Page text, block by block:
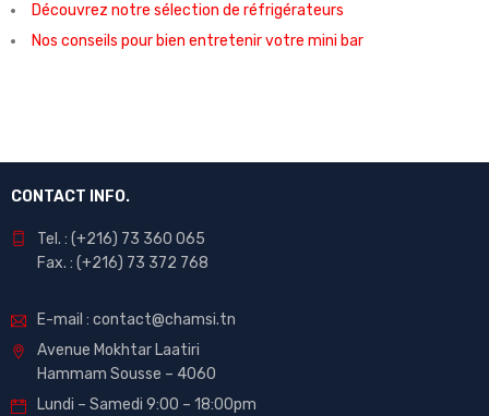
Découvrez notre sélection de réfrigérateurs
Nos conseils pour bien entretenir votre mini bar
CONTACT INFO.
Tel. : (+216) 73 360 065
Fax. : (+216) 73 372 768
E-mail : contact@chamsi.tn
Avenue Mokhtar Laatiri
Hammam Sousse – 4060
Lundi – Samedi 9:00 – 18:00pm